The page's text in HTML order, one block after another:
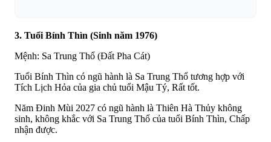
3. Tuổi Bính Thìn (Sinh năm 1976)
Mệnh: Sa Trung Thổ (Đất Pha Cát)
Tuổi Bính Thìn có ngũ hành là Sa Trung Thổ tương hợp với
Tích Lịch Hỏa của gia chủ tuổi Mậu Tý, Rất tốt.
Năm Đinh Mùi 2027 có ngũ hành là Thiên Hà Thủy không
sinh, không khắc với Sa Trung Thổ của tuổi Bính Thìn, Chấp
nhận được.